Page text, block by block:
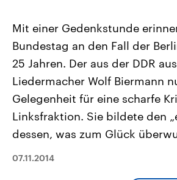
Landtagswahl Sachsen-Anhalt
2026
Alle Informationen
Sachsen-Anhalt wählt am 6.
September 2026 einen neuen
Landtag. Seit 2021 wird das
Bundesland von einer Koalition aus
Umfragen, Prognosen,
und Hintergründe zu den Parteien
und Kandidaten der anstehenden
Sendungen
Mit einer Gedenkstunde
Bundestag an den Fall der
25 Jahren. Der aus der DDR
Liedermacher Wolf Biermann
Gelegenheit für eine scharfe
Linksfraktion. Sie bildete den
dessen, was zum Glück
07.11.2014